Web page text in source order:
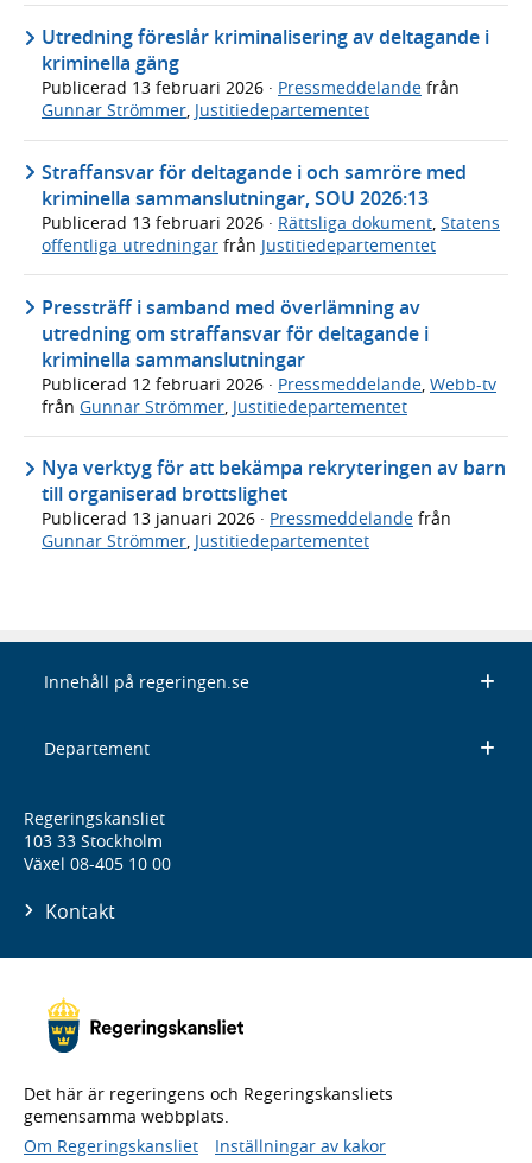
Utredning föreslår kriminalisering av deltagande i
kriminella gäng
Publicerad 13 februari 2026 · Pressmeddelande från
Gunnar Strömmer, Justitiedepartementet
Straffansvar för deltagande i och samröre med
kriminella sammanslutningar, SOU 2026:13
Publicerad 13 februari 2026 · Rättsliga dokument, Statens
offentliga utredningar från Justitiedepartementet
Pressträff i samband med överlämning av
utredning om straffansvar för deltagande i
kriminella sammanslutningar
Publicerad 12 februari 2026 · Pressmeddelande Webb-tv
från Gunnar Strömmer Justitiedepartementet
Nya verktyg för att bekämpa rekryteringen av barn
till organiserad brottslighet
Publicerad 13 januari 2026 · Pressmeddelande från
Gunnar Strömmer, Justitiedepartementet
Innehåll på regeringen.se
Departement
Regeringskansliet
103 33 Stockholm
Växel 08-405 10 00
Kontakt
Det här är regeringens och Regeringskansliets
gemensamma webbplats.
Om Regeringskansliet
Inställningar av kakor